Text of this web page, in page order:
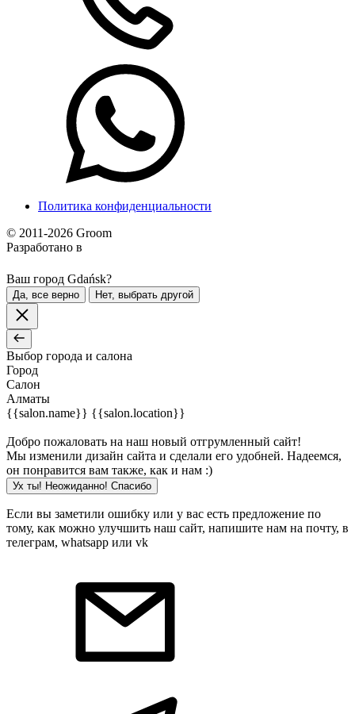
Политика конфиденциальности
© 2011-2026 Groom
Разработано в
Ваш город Gdańsk?
Да, все верно Нет, выбрать другой
Выбор города и салона
Город
Салон
Алматы
{{salon.name}} {{salon.location}}
Добро пожаловать на наш новый отгрумленный сайт!
Мы изменили дизайн сайта и сделали его удобней. Надеемся,
он понравится вам также, как и нам :)
Ух ты! Неожиданно! Cпасибо
Если вы заметили ошибку или у вас есть предложение по
тому, как можно улучшить наш сайт, напишите нам на почту, в
телеграм, whatsapp или vk